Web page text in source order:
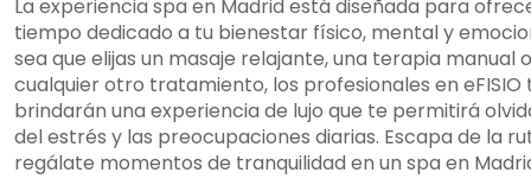
La experiencia spa en Madrid está diseñada para
tiempo dedicado a tu bienestar físico, mental y
sea que elijas un masaje relajante, una terapia manual o
cualquier otro tratamiento, los profesionales en eFISIO
brindarán una experiencia de lujo que te permitirá
del estrés y las preocupaciones diarias. Escapa de la
regálate momentos de tranquilidad en un spa en